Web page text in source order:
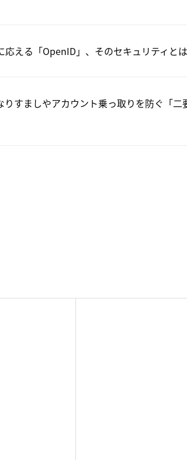
える「OpenID」、そのセキュリティとは
すましやアカウント乗っ取りを防ぐ「二